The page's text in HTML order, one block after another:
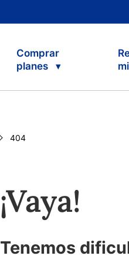
Comprar
planes
Current:
404
¡Vaya!
Tenemos